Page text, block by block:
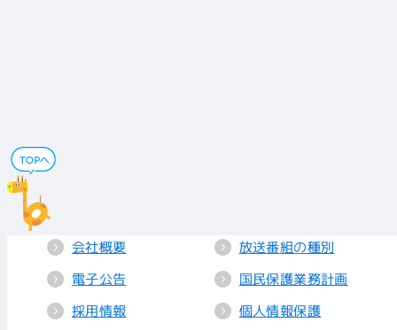
会社概要
電子公告
採用情報
放送番組の種別
国民保護業務計画
個人情報保護